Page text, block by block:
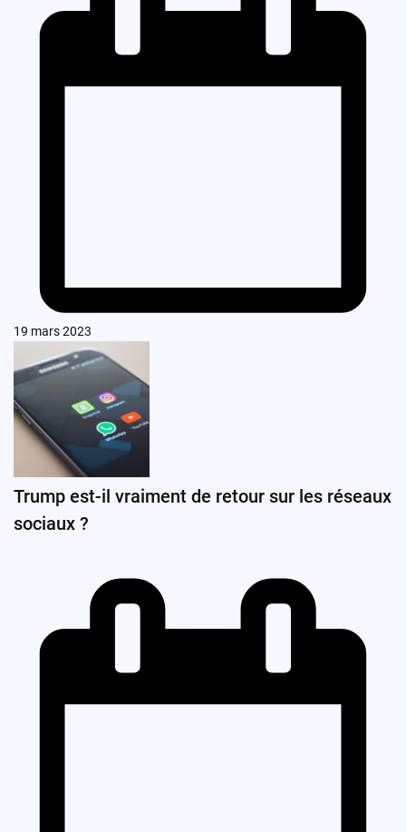
19 mars 2023
Trump est-il vraiment de retour sur les réseaux
sociaux ?